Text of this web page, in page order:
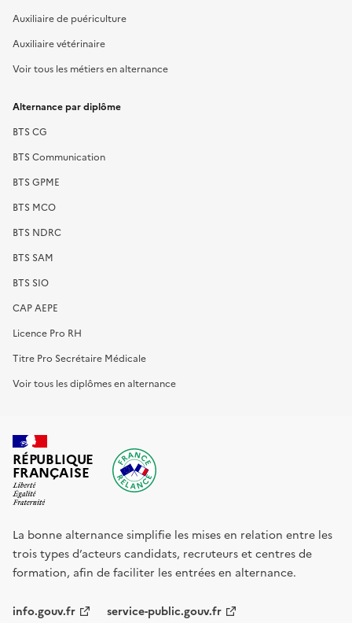
Auxiliaire de puériculture
Auxiliaire vétérinaire
Voir tous les métiers en alternance
Alternance par diplôme
BTS CG
BTS Communication
BTS GPME
BTS MCO
BTS NDRC
BTS SAM
BTS SIO
CAP AEPE
Licence Pro RH
Titre Pro Secrétaire Médicale
Voir tous les diplômes en alternance
RÉPUBLIQUE
FRANÇAISE
La bonne alternance simplifie les mises en relation entre les
trois types d’acteurs candidats, recruteurs et centres de
formation, afin de faciliter les entrées en alternance.
info.gouv.fr service-public.gouv.fr